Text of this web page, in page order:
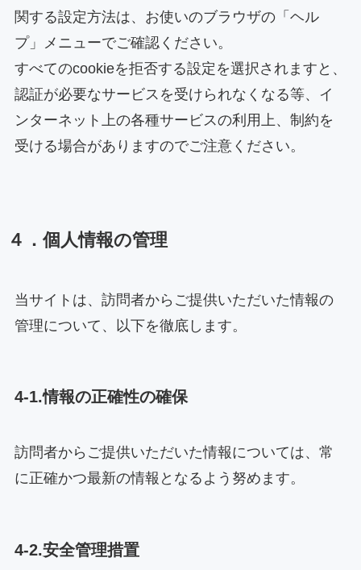
関する設定方法は、お使いのブラウザの「ヘル
プ」メニューでご確認ください。
すべてのcookieを拒否する設定を選択されますと、
認証が必要なサービスを受けられなくなる等、イ
ンターネット上の各種サービスの利用上、制約を
受ける場合がありますのでご注意ください。
４．個人情報の管理
当サイトは、訪問者からご提供いただいた情報の
管理について、以下を徹底します。
4-1.情報の正確性の確保
訪問者からご提供いただいた情報については、常
に正確かつ最新の情報となるよう努めます。
4-2.安全管理措置